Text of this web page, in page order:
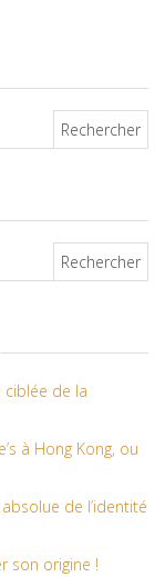
ciblée de la
à Hong Kong, ou
de l’identité
son origine !